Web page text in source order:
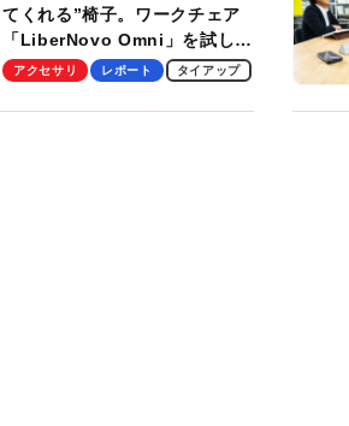
てくれる”椅子。ワークチェア
「LiberNovo Omni」を試して
わかったその魅力。まさかのス
アクセサリ レポート タイアップ